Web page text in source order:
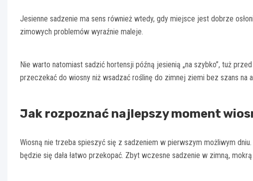
Jesienne sadzenie ma sens również wtedy, gdy miejsce jest dobrze
zimowych problemów wyraźnie maleje.
Nie warto natomiast sadzić hortensji późną jesienią „na szybko”, tuż
przeczekać do wiosny niż wsadzać roślinę do zimnej ziemi bez szans na
Jak rozpoznać najlepszy moment
Wiosną nie trzeba spieszyć się z sadzeniem w pierwszym możliwym
będzie się dała łatwo przekopać. Zbyt wczesne sadzenie w zimną,